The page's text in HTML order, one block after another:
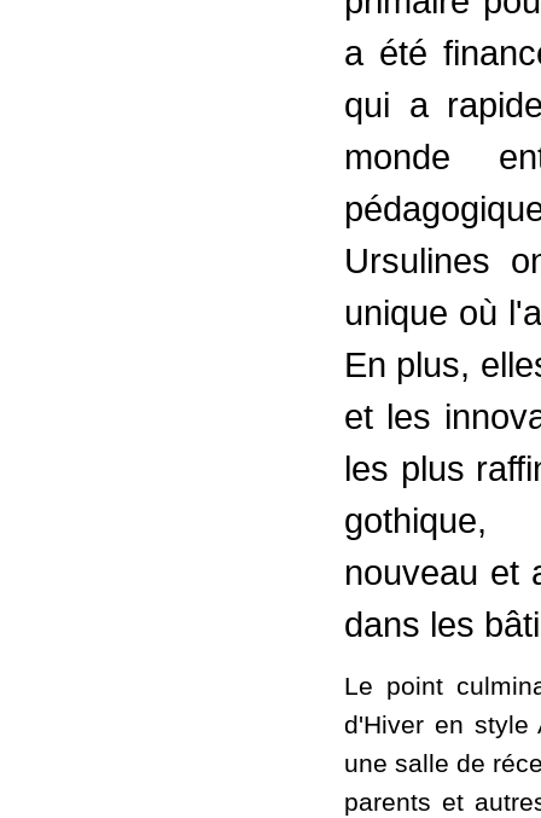
a été
qui a
monde
Ursulines
unique où
En plus,
et les
les plus
gothique,
nouveau et
dans les
Le point
d'Hiver en style
une salle de
parents et